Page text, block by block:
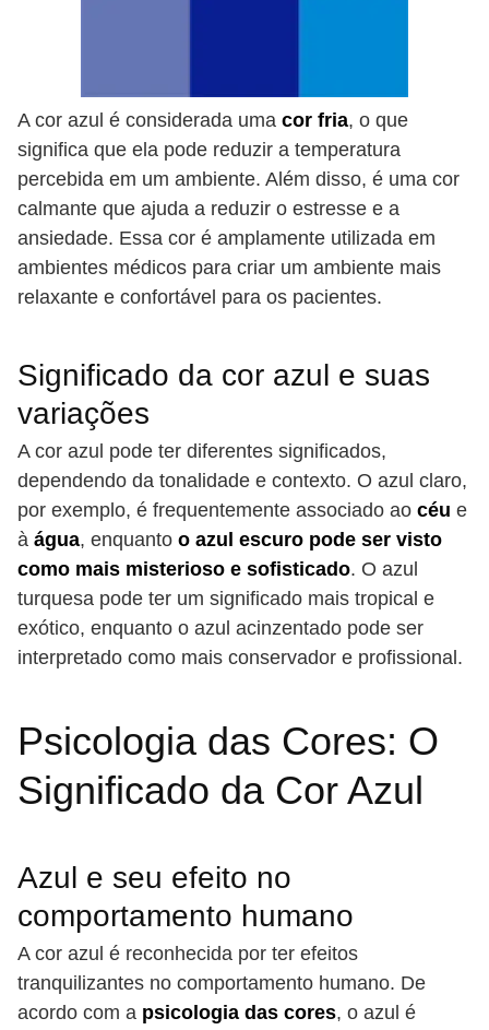
A cor azul é considerada uma cor fria, o que
significa que ela pode reduzir a temperatura
percebida em um ambiente. Além disso, é uma cor
calmante que ajuda a reduzir o estresse e a
ansiedade. Essa cor é amplamente utilizada em
ambientes médicos para criar um ambiente mais
relaxante e confortável para os pacientes.
Significado da cor azul e suas
variações
A cor azul pode ter diferentes significados,
dependendo da tonalidade e contexto. O azul claro,
por exemplo, é frequentemente associado ao céu e
à água, enquanto o azul escuro pode ser visto
como mais misterioso e sofisticado. O azul
turquesa pode ter um significado mais tropical e
exótico, enquanto o azul acinzentado pode ser
interpretado como mais conservador e profissional.
Psicologia das Cores: O
Significado da Cor Azul
Azul e seu efeito no
comportamento humano
A cor azul é reconhecida por ter efeitos
tranquilizantes no comportamento humano. De
acordo com a psicologia das cores, o azul é